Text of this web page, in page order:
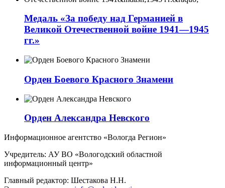
Медаль «За победу над Германией в
Великой Отечественной войне 1941—1945
гг.»
Орден Боевого Красного Знамени
Орден Александра Невского
Информационное агентство «Вологда Регион»
Учредитель: АУ ВО «Вологодский областной
информационный центр»
Главный редактор: Шестакова Н.Н.